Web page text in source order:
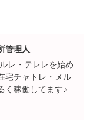
管理人
レ・テレレを始め
宅チャトレ・メル
く稼働してます♪